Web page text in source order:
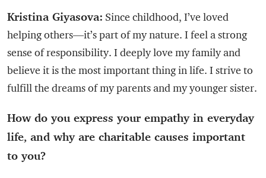
Kristina Giyasova: Since childhood, I’ve loved
helping others—it’s part of my nature. I feel a strong
sense of responsibility. I deeply love my family and
believe it is the most important thing in life. I strive to
fulfill the dreams of my parents and my younger sister.
How do you express your empathy in everyday
life, and why are charitable causes important
to you?